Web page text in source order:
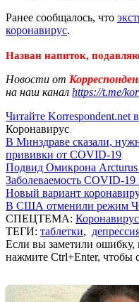
Ранее сообщалось, что
коронавирус.
Назван напиток,
Новости от
на наш канал https://t.me/
Читайте Korrespondent.net
Коронавирус
В Минздраве сказали,
прививки от COVID-19
Подвид Омикрона Arcturus
Заболеваемость COVID-
Новый вариант
В США отменили режим
СПЕЦТЕМА: Коронавирус
ТЕГИ: таблетки,
Если вы заметили ошибку,
нажмите Ctrl+Enter, чтобы